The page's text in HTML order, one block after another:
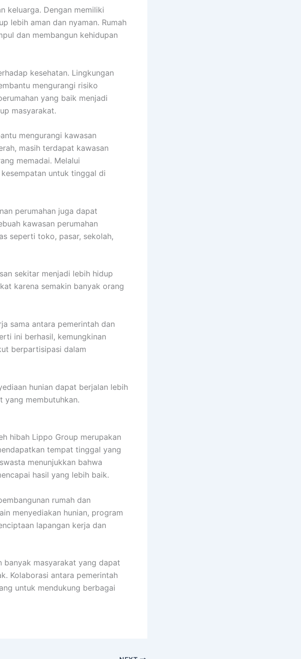
keluarga. Dengan memiliki
lebih aman dan nyaman. Rumah
dan membangun kehidupan
kesehatan. Lingkungan
mengurangi risiko
yang baik menjadi
masyarakat.
mengurangi kawasan
masih terdapat kawasan
memadai. Melalui
untuk tinggal di
perumahan juga dapat
kawasan perumahan
seperti toko, pasar, sekolah,
sekitar menjadi lebih hidup
karena semakin banyak orang
sama antara pemerintah dan
ini berhasil, kemungkinan
berpartisipasi dalam
hunian dapat berjalan lebih
yang membutuhkan.
hibah Lippo Group merupakan
tempat tinggal yang
menunjukkan bahwa
hasil yang lebih baik.
rumah dan
menyediakan hunian, program
lapangan kerja dan
banyak masyarakat yang dapat
Kolaborasi antara pemerintah
untuk mendukung berbagai